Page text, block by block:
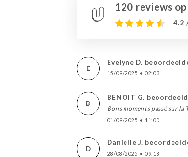
120 reviews
4.2
E
Evelyne D.
15/09/2025 • 02:03
B
BENOIT G.
Bons moments passé sur
01/09/2025 • 11:00
D
Danielle J.
28/08/2025 • 09:18